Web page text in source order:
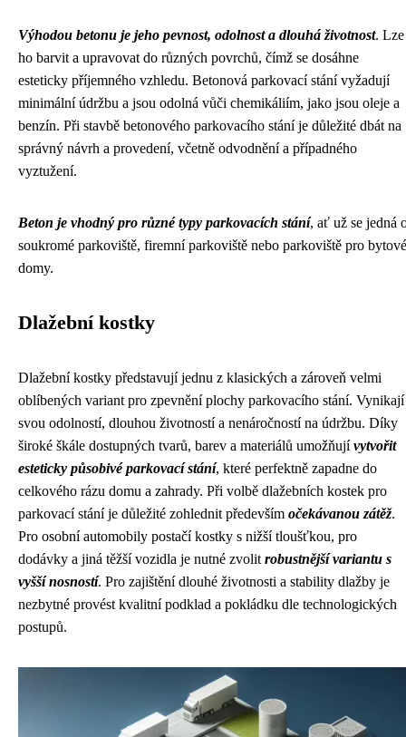
Výhodou betonu je jeho pevnost, odolnost a dlouhá životnost. Lze
ho barvit a upravovat do různých povrchů, čímž se dosáhne
esteticky příjemného vzhledu. Betonová parkovací stání vyžadují
minimální údržbu a jsou odolná vůči chemikáliím, jako jsou oleje a
benzín. Při stavbě betonového parkovacího stání je důležité dbát na
správný návrh a provedení, včetně odvodnění a případného
vyztužení.
Beton je vhodný pro různé typy parkovacích stání, ať už se jedná
soukromé parkoviště, firemní parkoviště nebo parkoviště pro bytové
domy.
Dlažební kostky
Dlažební kostky představují jednu z klasických a zároveň velmi
oblíbených variant pro zpevnění plochy parkovacího stání. Vynikají
svou odolností, dlouhou životností a nenáročností na údržbu. Díky
široké škále dostupných tvarů, barev a materiálů umožňujívytvořit
esteticky působivé parkovací stání, které perfektně zapadne do
celkového rázu domu a zahrady. Při volbě dlažebních kostek pro
parkovací stání je důležité zohlednit především očekávanou zátěž.
Pro osobní automobily postačí kostky s nižší tloušťkou, pro
dodávky a jiná těžší vozidla je nutné zvolit robustnější variantu s
vyšší nosností. Pro zajištění dlouhé životnosti a stability dlažby je
nezbytné provést kvalitní podklad a pokládku dle technologických
postupů.